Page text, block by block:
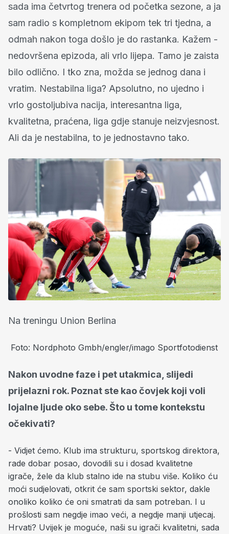
sada ima četvrtog trenera od početka sezone, a ja
sam radio s kompletnom ekipom tek tri tjedna, a
odmah nakon toga došlo je do rastanka. Kažem -
nedovršena epizoda, ali vrlo lijepa. Tamo je zaista
bilo odlično. I tko zna, možda se jednog dana i
vratim. Nestabilna liga? Apsolutno, no ujedno i
vrlo gostoljubiva nacija, interesantna liga,
kvalitetna, praćena, liga gdje stanuje neizvjesnost.
Ali da je nestabilna, to je jednostavno tako.
Na treningu Union Berlina
Foto: Nordphoto Gmbh/engler/imago Sportfotodienst
Nakon uvodne faze i pet utakmica, slijedi
prijelazni rok. Poznat ste kao čovjek koji voli
lojalne ljude oko sebe. Što u tome kontekstu
očekivati?
- Vidjet ćemo. Klub ima strukturu, sportskog direktora,
rade dobar posao, dovodili su i dosad kvalitetne
igrače, žele da klub stalno ide na stubu više. Koliko ću
moći sudjelovati, otkrit će sam sportski sektor, dakle
onoliko koliko će oni smatrati da sam potreban. I u
prošlosti sam negdje imao veći, a negdje manji utjecaj.
Hrvati? Uvijek je moguće, naši su igrači kvalitetni, sada